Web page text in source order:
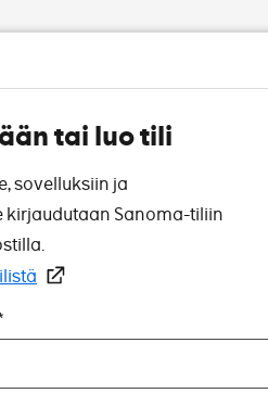
tai luo tili
sovelluksiin ja
kirjaudutaan Sanoma-tiliin